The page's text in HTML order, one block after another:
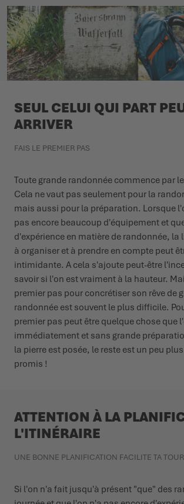
SEUL CELUI QUI PART
ARRIVER
FAIS LE PREMIER PAS
Toute grande randonnée commence par
Cela ne vaut pas seulement pour la
mais aussi pour la préparation. Lorsque
pas encore beaucoup d'équipement et
d'expérience en matière de randonnée, la
à organiser et à prendre en compte peut
intimidante. A cela s'ajoute peut-être
savoir si l'on est vraiment à la hauteur.
premier pas pour concrétiser son rêve de
randonnée est souvent le plus difficile.
premier pas peut être quelque chose que
immédiatement et sans grande
la pierre est posée, le reste est un peu
promis !
ATTENTION À LA
L'ITINÉRAIRE
UNE BONNE PLANIFICATION FACILITE TA
Si l'on n'a fait jusqu'à présent "que" des